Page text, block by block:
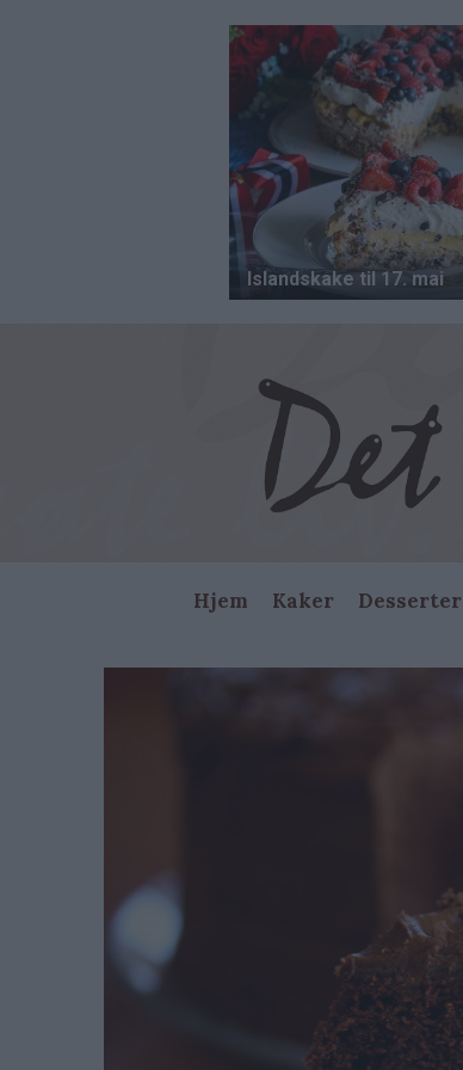
Main
navigation
Hjem Kaker Desserter